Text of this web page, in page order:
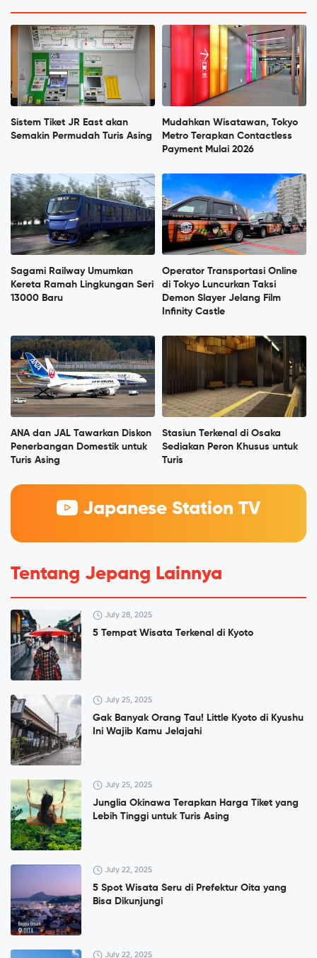
Sistem Tiket JR East akan
Semakin Permudah Turis Asing
Mudahkan Wisatawan, Tokyo
Metro Terapkan Contactless
Payment Mulai 2026
Sagami Railway Umumkan
Kereta Ramah Lingkungan Seri
13000 Baru
Operator Transportasi Online
di Tokyo Luncurkan Taksi
Demon Slayer Jelang Film
Infinity Castle
ANA dan JAL Tawarkan Diskon
Penerbangan Domestik untuk
Turis Asing
Stasiun Terkenal di Osaka
Sediakan Peron Khusus untuk
Turis
Japanese Station TV
Tentang Jepang Lainnya
July 28, 2025
5 Tempat Wisata Terkenal di Kyoto
July 25, 2025
Gak Banyak Orang Tau! Little Kyoto di Kyushu
Ini Wajib Kamu Jelajahi
July 25, 2025
Junglia Okinawa Terapkan Harga Tiket yang
Lebih Tinggi untuk Turis Asing
July 22, 2025
5 Spot Wisata Seru di Prefektur Oita yang
Bisa Dikunjungi
July 22, 2025